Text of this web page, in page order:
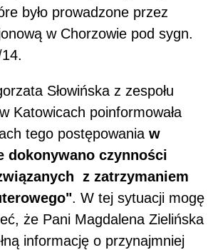
było prowadzone przez
w Chorzowie pod sygn.
Słowińska z zespołu
Katowicach poinformowała
tego postępowania w
dokonywano czynności
z zatrzymaniem
. W tej sytuacji mogę
że Pani Magdalena Zielińska
informację o przynajmniej